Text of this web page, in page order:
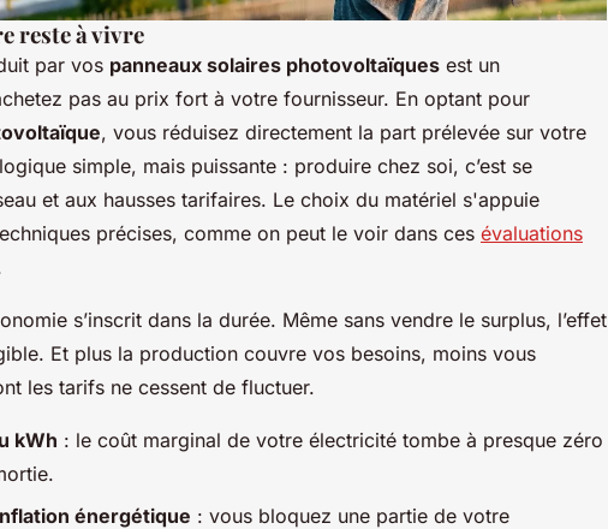
reste à vivre
par vos panneaux solaires photovoltaïques est un
pas au prix fort à votre fournisseur. En optant pour
, vous réduisez directement la part prélevée sur votre
simple, mais puissante : produire chez soi, c’est se
et aux hausses tarifaires. Le choix du matériel s'appuie
précises, comme on peut le voir dans ces évaluations
s’inscrit dans la durée. Même sans vendre le surplus, l’effet
Et plus la production couvre vos besoins, moins vous
les tarifs ne cessent de fluctuer.
kWh : le coût marginal de votre électricité tombe à presque zéro
énergétique : vous bloquez une partie de votre